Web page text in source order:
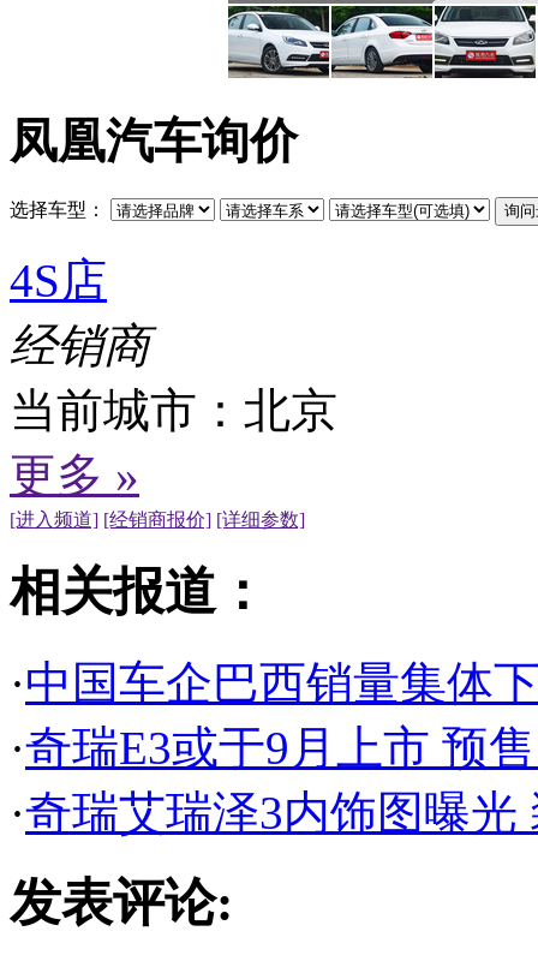
凤凰汽车询价
选择车型：
4S店
经销商
当前城市： 北京
更多 »
[进入频道] [经销商报价] [详细参数]
相关报道：
·中国车企巴西销量集体
·奇瑞E3或于9月上市 预
·奇瑞艾瑞泽3内饰图曝光
发表评论: